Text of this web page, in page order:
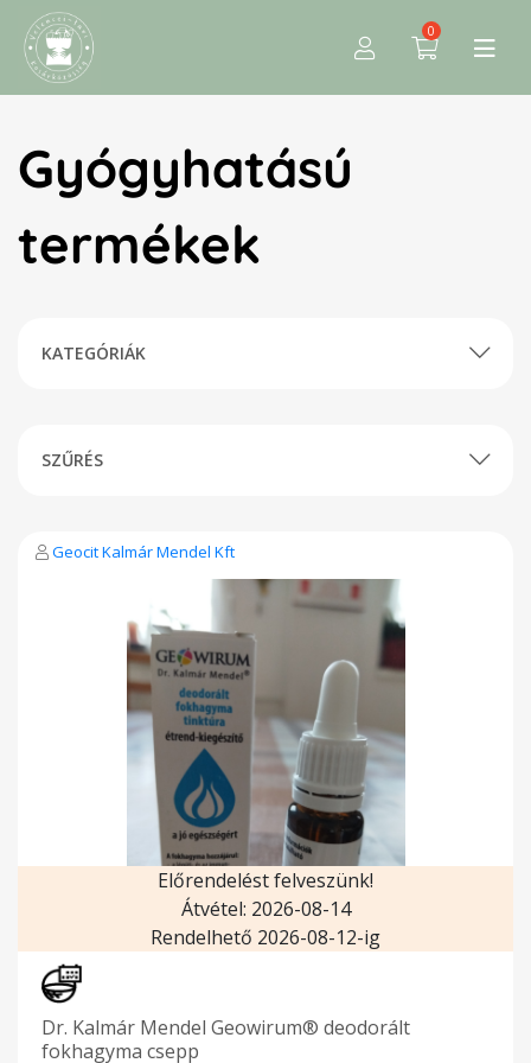
0
Gyógyhatású
termékek
KATEGÓRIÁK
SZŰRÉS
Geocit Kalmár Mendel Kft
Előrendelést felveszünk!
Átvétel: 2026-08-14
Rendelhető 2026-08-12-ig
Dr. Kalmár Mendel Geowirum® deodorált
fokhagyma csepp